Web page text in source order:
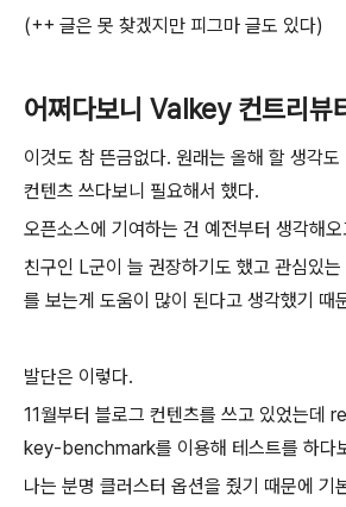
(++ 글은 못 찾겠지만 피그마 글도 있다)
어쩌다보니 Valkey 컨트리뷰
이것도 참 뜬금없다. 원래는 올해 할 생각
컨텐츠 쓰다보니 필요해서 했다.
오픈소스에 기여하는 건 예전부터 생각해
친구인 L군이 늘 권장하기도 했고 관심있
를 보는게 도움이 많이 된다고 생각했기 때
발단은 이렇다.
11월부터 블로그 컨텐츠를 쓰고 있었는
key-benchmark를 이용해 테스트를 하다
나는 분명 클러스터 옵션을 줬기 때문에 기